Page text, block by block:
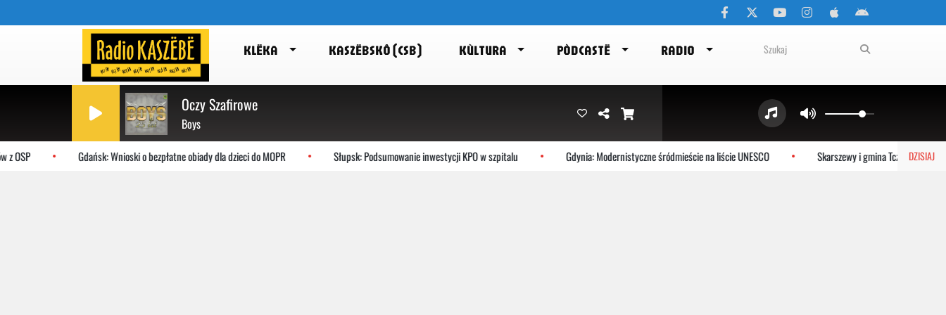
KLËKA KASZËBSKÔ (CSB) KÙLTURA PÒDCASTË RADIO
Oczy Szafirowe
Boys
DZISIAJ
OSP Gdańsk: Wnioski o bezpłatne obiady dla dzieci do MOPR Słupsk: Podsumowanie inwestycji KPO w szpitalu Gdynia: Modernistyczne śródmieście na liście UNESCO Skarszewy i gmina Tczew dołączają